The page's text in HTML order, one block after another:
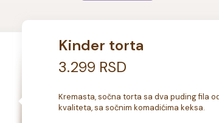
Kinder torta
3.299 RSD
Kremasta, sočna torta sa dva puding fila
kvaliteta, sa sočnim komadićima keksa.